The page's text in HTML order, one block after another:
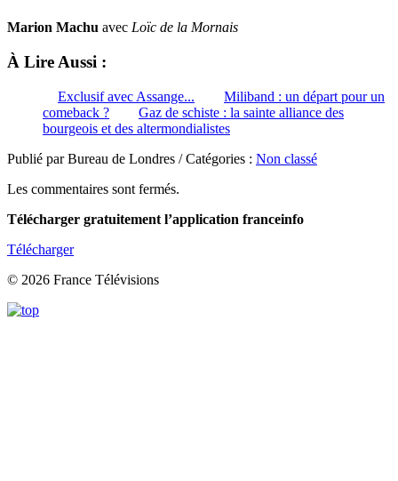
Marion Machu avec Loïc de la Mornais
À Lire Aussi :
Exclusif avec Assange...
Miliband : un départ pour un
comeback ?
Gaz de schiste : la sainte alliance des
bourgeois et des altermondialistes
Publié par Bureau de Londres / Catégories : Non classé
Les commentaires sont fermés.
Télécharger gratuitement l’application franceinfo
Télécharger
© 2026 France Télévisions